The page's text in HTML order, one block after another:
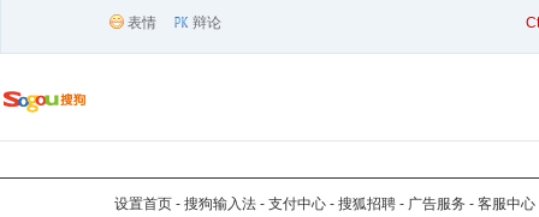
表情 辩论
设置首页 - 搜狗输入法 - 支付中心 - 搜狐招聘 - 广告服务 - 客服中心